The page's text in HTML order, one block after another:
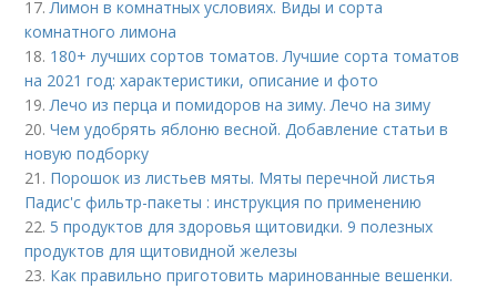
17.Лимон в комнатных условиях. Виды и сорта
комнатного лимона
18. 180+ лучших сортов томатов. Лучшие сорта томатов
на 2021 год: характеристики, описание и фото
19.Лечо из перца и помидоров на зиму. Лечо на зиму
20.Чем удобрять яблоню весной. Добавление статьи в
новую подборку
21. Порошок из листьев мяты. Мяты перечной листья
Падис'с фильтр-пакеты : инструкция по применению
22. 5 продуктов для здоровья щитовидки. 9 полезных
продуктов для щитовидной железы
23. Как правильно приготовить маринованные вешенки.